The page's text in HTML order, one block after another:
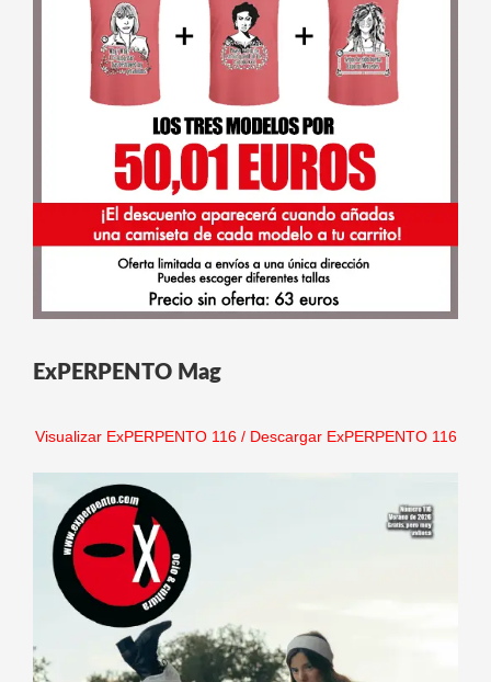
ExPERPENTO Mag
Visualizar ExPERPENTO 116/ Descargar ExPERPENTO 116